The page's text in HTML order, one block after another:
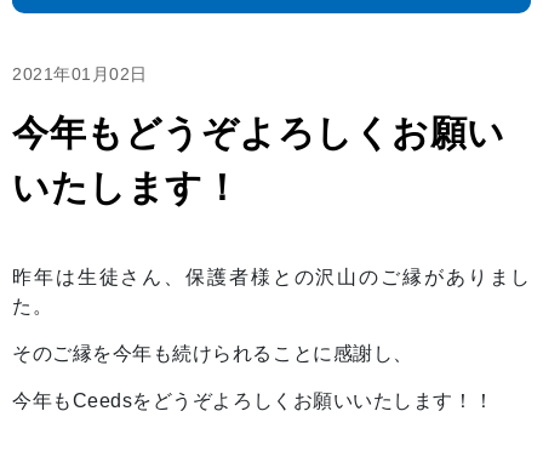
2021年01月02日
今年もどうぞよろしくお願い
いたします！
昨年は生徒さん、保護者様との沢山のご縁がありまし
た。
そのご縁を今年も続けられることに感謝し、
今年もCeedsをどうぞよろしくお願いいたします！！